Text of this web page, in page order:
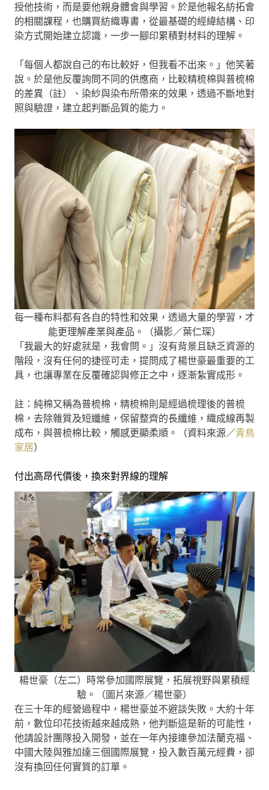
授他技術，而是要他親身體會與學習。於是他報名紡拓會
的相關課程，也購買紡織專書，從最基礎的經緯結構、印
染方式開始建立認識，一步一腳印累積對材料的理解。
「每個人都說自己的布比較好，但我看不出來。」他笑著
說。於是他反覆詢問不同的供應商，比較精梳棉與普梳棉
的差異（註）、染紗與染布所帶來的效果，透過不斷地對
照與驗證，建立起判斷品質的能力。
每一種布料都有各自的特性和效果，透過大量的學習，才
能更理解產業與產品。（攝影／葉仁琛）
「我最大的好處就是，我會問。」沒有背景且缺乏資源的
階段，沒有任何的捷徑可走，提問成了楊世豪最重要的工
具，也讓專業在反覆確認與修正之中，逐漸紮實成形。
註：純棉又稱為普梳棉，精梳棉則是經過梳理後的普梳
棉，去除雜質及短纖維，保留整齊的長纖維，織成線再製
成布，與普梳棉比較，觸感更顯柔順。（資料來源／青鳥
家居）
付出高昂代價後，換來對界線的理解
楊世豪（左二）時常參加國際展覽，拓展視野與累積經
驗。（圖片來源／楊世豪）
在三十年的經營過程中，楊世豪並不避談失敗。大約十年
前，數位印花技術越來越成熟，他判斷這是新的可能性，
他請設計團隊投入開發，並在一年內接連參加法蘭克福、
中國大陸與雅加達三個國際展覽，投入數百萬元經費，卻
沒有換回任何實質的訂單。